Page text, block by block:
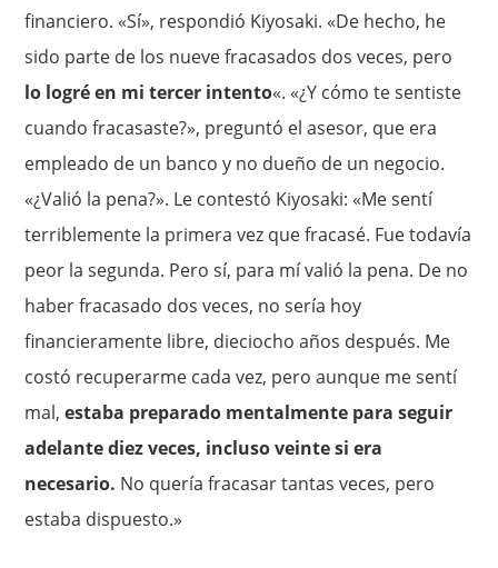
financiero. «Sí», respondió Kiyosaki. «De hecho, he
sido parte de los nueve fracasados dos veces, pero
lo logré en mi tercer intento«. «¿Y cómo te sentiste
cuando fracasaste?», preguntó el asesor, que era
empleado de un banco y no dueño de un negocio.
«¿Valió la pena?». Le contestó Kiyosaki: «Me sentí
terriblemente la primera vez que fracasé. Fue todavía
peor la segunda. Pero sí, para mí valió la pena. De no
haber fracasado dos veces, no sería hoy
financieramente libre, dieciocho años después. Me
costó recuperarme cada vez, pero aunque me sentí
mal,estaba preparado mentalmente para seguir
adelante diez veces, incluso veinte si era
necesario. No quería fracasar tantas veces, pero
estaba dispuesto.»